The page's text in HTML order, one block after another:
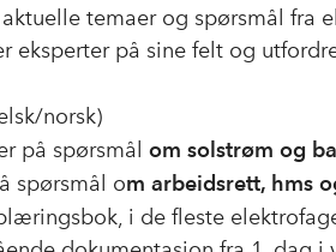
temaer og spørsmål fra
eksperter på sine felt og
norsk)
på spørsmål om solstrøm og
spørsmål om arbeidsrett, hms
i de fleste